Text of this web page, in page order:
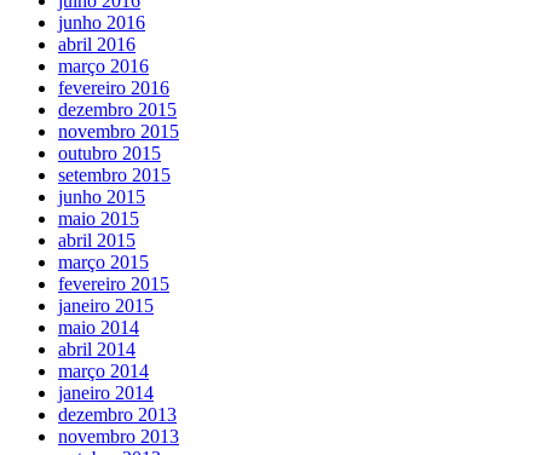
junho 2016
abril 2016
março 2016
fevereiro 2016
dezembro 2015
novembro 2015
outubro 2015
setembro 2015
junho 2015
maio 2015
abril 2015
março 2015
fevereiro 2015
janeiro 2015
maio 2014
abril 2014
março 2014
janeiro 2014
dezembro 2013
novembro 2013